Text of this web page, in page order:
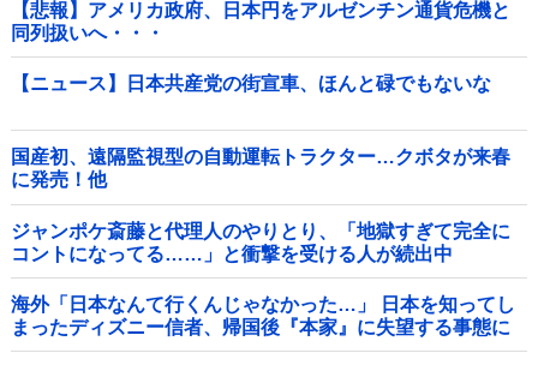
【悲報】アメリカ政府、日本円をアルゼンチン通貨危機と
同列扱いへ・・・
【ニュース】日本共産党の街宣車、ほんと碌でもないな
国産初、遠隔監視型の自動運転トラクター…クボタが来春
に発売！他
ジャンポケ斎藤と代理人のやりとり、「地獄すぎて完全に
コントになってる……」と衝撃を受ける人が続出中
海外「日本なんて行くんじゃなかった…」 日本を知ってし
まったディズニー信者、帰国後『本家』に失望する事態に